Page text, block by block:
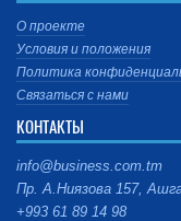
О проекте
Условия и положения
Политика
Связаться с нами
КОНТАКТЫ
info@business.com.tm
Пр. А.Ниязова 157,
+993 61 89 14 98